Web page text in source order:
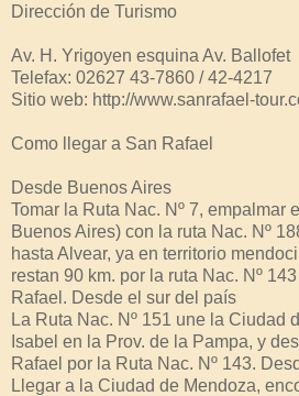
Dirección de Turismo
Av. H. Yrigoyen esquina Av. Ballofet
Telefax: 02627 43-7860 / 42-4217
Sitio web: http://www.sanrafael-
Como llegar a San Rafael
Desde Buenos Aires
Tomar la Ruta Nac. Nº 7, empalmar
Buenos Aires) con la ruta Nac. Nº
hasta Alvear, ya en territorio
restan 90 km. por la ruta Nac. Nº
Rafael. Desde el sur del país
La Ruta Nac. Nº 151 une la Ciudad
Isabel en la Prov. de la Pampa, y
Rafael por la Ruta Nac. Nº 143.
Llegar a la Ciudad de Mendoza,